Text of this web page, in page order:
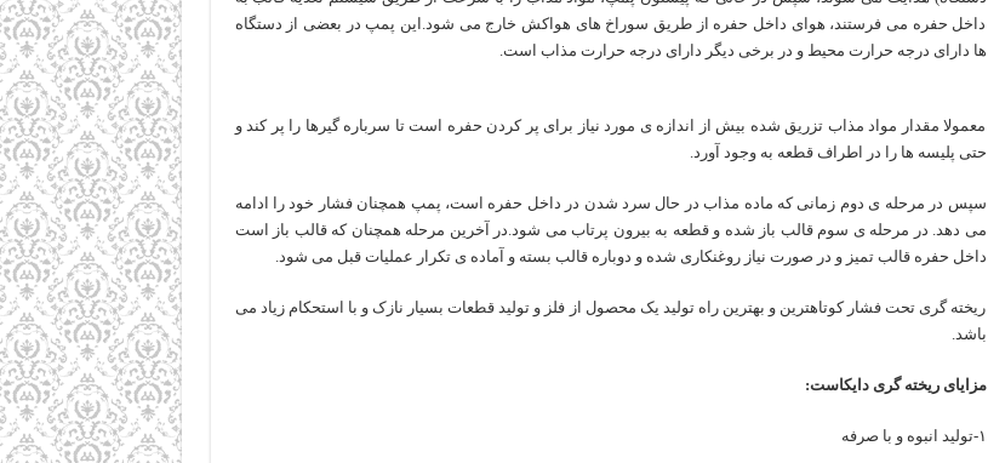
داخل حفره می فرستند، هوای داخل حفره از طریق سوراخ های هواکش خارج می شود.این پمپ در بعضی از دستگاه
ها دارای درجه حرارت محیط و در برخی دیگر دارای درجه حرارت مذاب است.
معمولا مقدار مواد مذاب تزریق شده بیش از اندازه ی مورد نیاز برای پر کردن حفره است تا سرباره گیرها را پر کند و
حتی پلیسه ها را در اطراف قطعه به وجود آورد.
سپس در مرحله ی دوم زمانی که ماده مذاب در حال سرد شدن در داخل حفره است، پمپ همچنان فشار خود را ادامه
می دهد. در مرحله ی سوم قالب باز شده و قطعه به بیرون پرتاب می شود.در آخرین مرحله همچنان که قالب باز است
داخل حفره قالب تمیز و در صورت نیاز روغنکاری شده و دوباره قالب بسته و آماده ی تکرار عملیات قبل می شود.
ریخته گری تحت فشار کوتاهترین و بهترین راه تولید یک محصول از فلز و تولید قطعات بسیار نازک و با استحکام زیاد می
باشد.
مزایای ریخته گری دایکاست:
۱-تولید انبوه و با صرفه